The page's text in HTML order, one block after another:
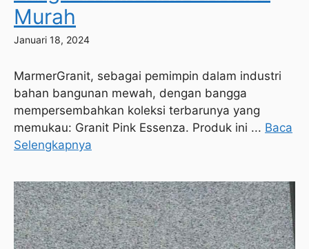
Murah
Januari 18, 2024
MarmerGranit, sebagai pemimpin dalam industri
bahan bangunan mewah, dengan bangga
mempersembahkan koleksi terbarunya yang
memukau: Granit Pink Essenza. Produk ini ... Baca
Selengkapnya